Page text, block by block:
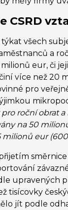
CSRD
týkat všech
a
eur, či
více než 20
pro
roční obrat
na 50
milionů eur
směrnice
upravených
tisícovky
jít podle